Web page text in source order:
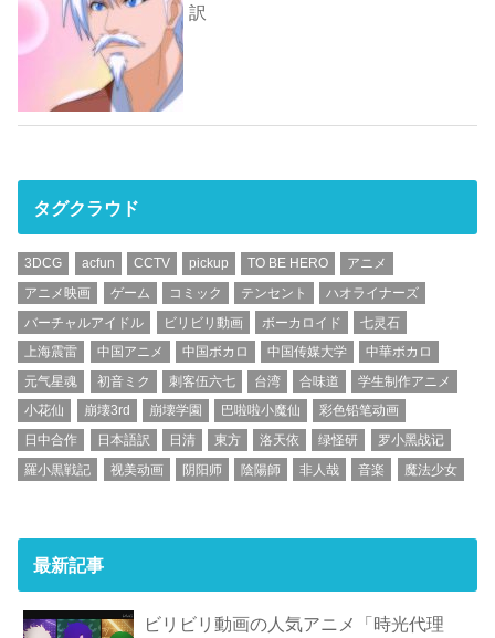
訳
タグクラウド
3DCG acfun CCTV pickup TO BE HERO
アニメ
アニメ映画
ゲーム コミック テンセント
ハオライナーズ
バーチャルアイドル
ビリビリ動画 ボーカロイド
七灵石
上海震雷
中国アニメ 中国ボカロ 中国传媒大学
中華ボカロ
元气星魂
初音ミク 刺客伍六七 台湾 合味道
学生制作アニメ
小花仙
崩壊3rd 崩壊学園 巴啦啦小魔仙
彩色铅笔动画
日中合作
日本語訳 日清 東方 洛天依 绿怪研
罗小黑战记
羅小黒戦記
视美动画 阴阳师 陰陽師 非人哉 音楽 魔法少女
最新記事
ビリビリ動画の人気アニメ「時光代理